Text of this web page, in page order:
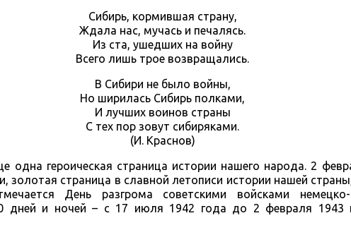
Сибирь, кормившая страну,
Ждала нас, мучась и печалясь.
Из ста, ушедших на войну
Всего лишь трое возвращались.
В Сибири не было войны,
Но ширилась Сибирь полками,
И лучших воинов страны
С тех пор зовут сибиряками.
(И. Краснов)
одна героическая страница истории нашего народа. 2
золотая страница в славной летописи истории нашей
День разгрома советскими войсками
дней и ночей – с 17 июля 1942 года до 2 февраля 1943